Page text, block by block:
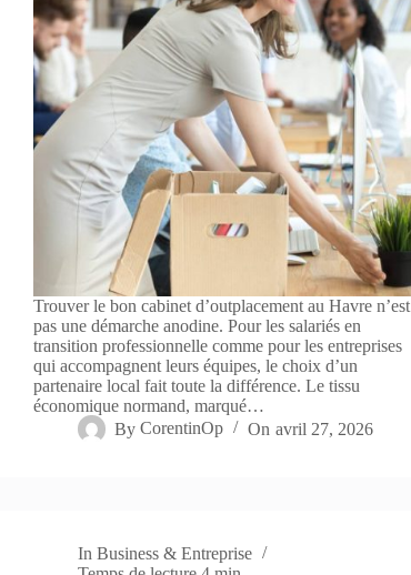
Trouver le bon cabinet d’outplacement au Havre n’est
pas une démarche anodine. Pour les salariés en
transition professionnelle comme pour les entreprises
qui accompagnent leurs équipes, le choix d’un
partenaire local fait toute la différence. Le tissu
économique normand, marqué…
By CorentinOp On avril 27, 2026
In Business & Entreprise